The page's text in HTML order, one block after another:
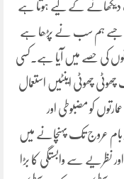
دیکھانے کے لیے ہوتا ہے
ہے جسے ہم سب نے پڑھا ہے
کی حصے میں آیا ہے۔کسی
چھوٹی اینٹیں استعمال
کو مضبوطی اور
بام عروج تک پہنچانے میں
نظریے سے وابستگی کا بڑا